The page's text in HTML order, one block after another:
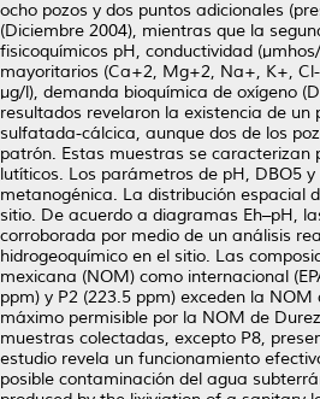
ocho pozos y dos puntos adicionales
(Diciembre 2004), mientras que la
fisicoquímicos pH, conductividad
mayoritarios (Ca+2, Mg+2, Na+, K+,
μg/l), demanda bioquímica de oxígeno
resultados revelaron la existencia de
sulfatada-cálcica, aunque dos de los
patrón. Estas muestras se caracterizan
lutíticos. Los parámetros de pH, DBO5
metanogénica. La distribución espacial
sitio. De acuerdo a diagramas Eh–pH,
corroborada por medio de un análisis
hidrogeoquímico en el sitio. Las
mexicana (NOM) como internacional
ppm) y P2 (223.5 ppm) exceden la
máximo permisible por la NOM de
muestras colectadas, excepto P8,
estudio revela un funcionamiento
posible contaminación del agua